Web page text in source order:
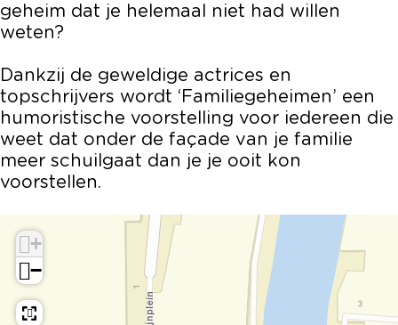
geheim dat je helemaal niet had willen
weten?
Dankzij de geweldige actrices en
topschrijvers wordt ‘Familiegeheimen’ een
humoristische voorstelling voor iedereen die
weet dat onder de façade van je familie
meer schuilgaat dan je je ooit kon
voorstellen.
+
−